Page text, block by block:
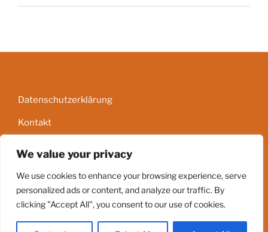
We value your privacy
We use cookies to enhance your browsing experience, serve
personalized ads or content, and analyze our traffic. By
clicking "Accept All", you consent to our use of cookies.
Datenschutzerklärung
Kontakt